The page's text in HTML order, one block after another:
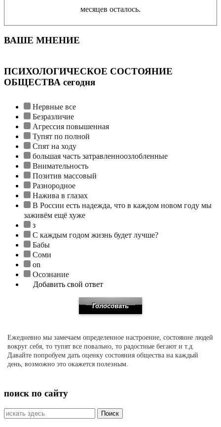
месяцев осталось.
ВАШЕ МНЕНИЕ
ПСИХОЛОГИЧЕСКОЕ СОСТОЯНИЕ
ОБЩЕСТВА сегодня
Нервные все
Безразличие
Агрессия повышенная
Тупят по полной
Спят на ходу
большая часть затравленноозлобленные
Внимательность
Позитив массовый
Разнородное
Нажива в глазах
В России есть надежда, что в каждом новом году мы
заживём ещё хуже
з
С каждым годом жизнь будет лучше?
Бабы
Соми
on
Осознание
Добавить свой ответ
Ежедневно мы замечаем определенное настроение, состояние людей
вокруг себя, то тупят все повально, то радостные бегают и т.д.
Давайте попробуем дать оценку состояния общества на каждый
день, возможно это окажется полезным.
поиск по сайту
Искать: